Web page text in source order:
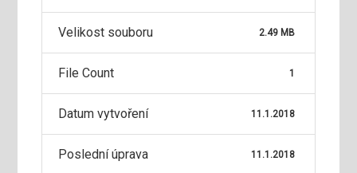
Velikost souboru 2.49 MB
File Count 1
Datum vytvoření 11.1.2018
Poslední úprava 11.1.2018